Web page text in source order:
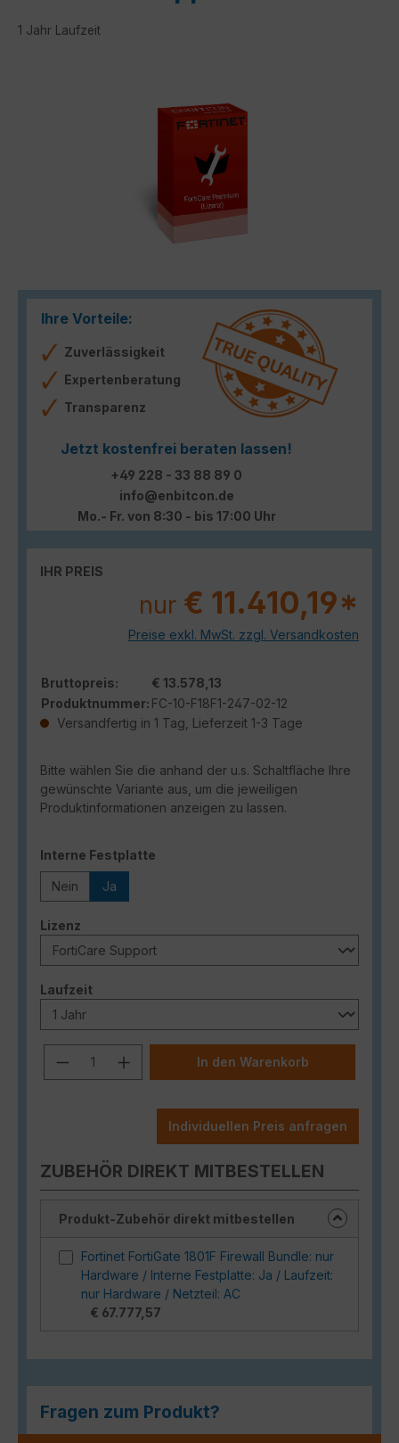
1 Jahr Laufzeit
Ihre Vorteile:
Zuverlässigkeit
Expertenberatung
Transparenz
Jetzt kostenfrei beraten lassen!
+49 228 - 33 88 89 0
info@enbitcon.de
Mo.- Fr. von 8:30 - bis 17:00 Uhr
IHR PREIS
nur € 11.410,19*
Preise exkl. MwSt. zzgl. Versandkosten
Bruttopreis:
€ 13.578,13
Produktnummer: FC-10-F18F1-247-02-12
Versandfertig in 1 Tag, Lieferzeit 1-3 Tage
Bitte wählen Sie die anhand der u.s. Schaltfläche Ihre
gewünschte Variante aus, um die jeweiligen
Produktinformationen anzeigen zu lassen.
Interne Festplatte
Nein Ja
Lizenz
Laufzeitauswählen
Produkt Anzahl: Gib den
In den Warenkorb
Individuellen Preis anfragen
ZUBEHÖR DIREKT MITBESTELLEN
Produkt-Zubehör direkt mitbestellen
Fortinet FortiGate 1801F Firewall Bundle: nur
Hardware / Interne Festplatte: Ja / Laufzeit:
nur Hardware / Netzteil: AC
€ 67.777,57
Fragen zum Produkt?